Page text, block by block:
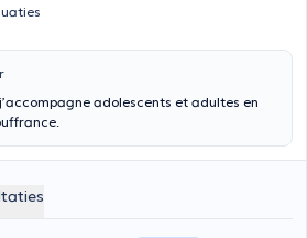
adolescents et adultes en